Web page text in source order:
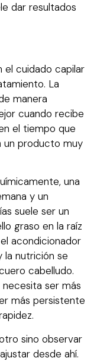
dar resultados
el cuidado capilar
La
manera
cuando recibe
el tiempo que
un producto muy
una
y un
suele ser un
graso en la raíz
acondicionador
la nutrición se
cabelludo.
necesita ser más
más persistente
sino observar
desde ahí.